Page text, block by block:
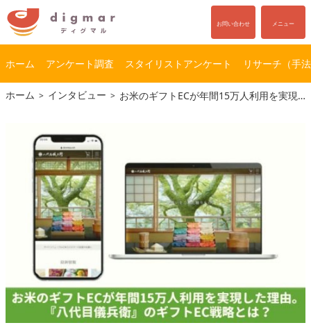
コ
ン
ナ
ビ
お問い合わせ メニュー
ホーム アンケート調査 スタイリストアンケート リサーチ（手
ホーム インタビュー お米のギフトECが年間15万人利用を実現した理由。『八代目儀兵衛』のギフトEC戦略とは？